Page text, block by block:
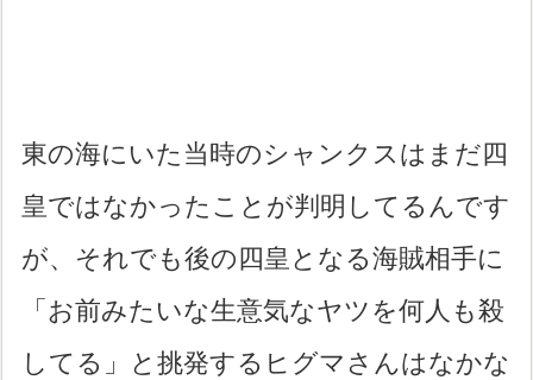
東の海にいた当時のシャンクスはまだ四
皇ではなかったことが判明してるんです
が、それでも後の四皇となる海賊相手に
「お前みたいな生意気なヤツを何人も殺
してる」と挑発するヒグマさんはなかな